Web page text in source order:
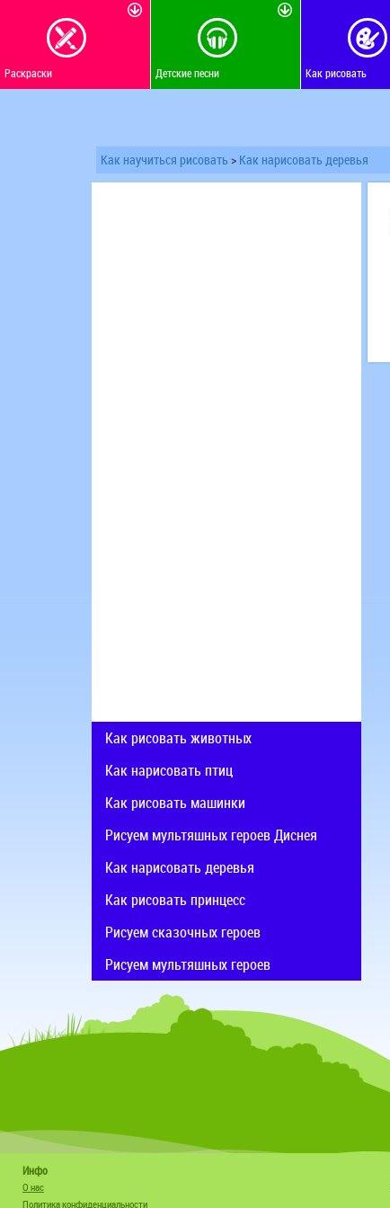
Раскраски Детские песни Как рисовать
Как научиться рисовать > Как нарисовать деревья
Как рисовать животных
Как нарисовать птиц
Как рисовать машинки
Рисуем мультяшных героев Диснея
Как нарисовать деревья
Как рисовать принцесс
Рисуем сказочных героев
Рисуем мультяшных героев
Инфо
О нас
Политика конфиденциальности